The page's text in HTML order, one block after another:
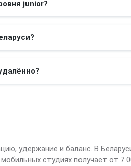
junior?
удержание и баланс. В
студиях получает от 7